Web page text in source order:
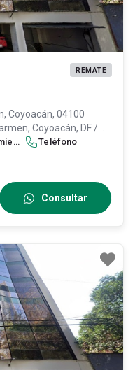
REMATE
Coyoacán, 04100
Coyoacán, DF /
Teléfono
Consultar